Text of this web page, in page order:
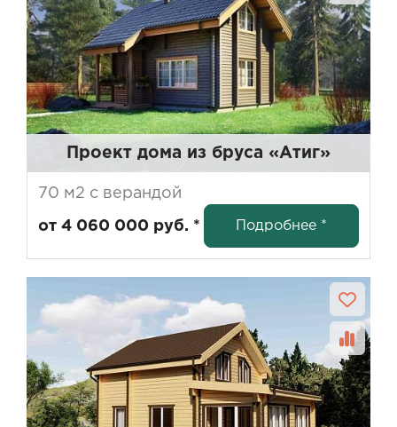
Проект дома из бруса «Атиг»
70 м2 с верандой
от 4 060 000 руб. * Подробнее *